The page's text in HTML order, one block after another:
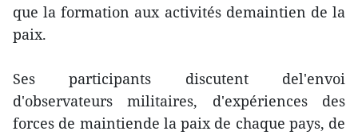
que la formation aux activités demaintien de la
paix.
Ses participants discutent del'envoi
d'observateurs militaires, d'expériences des
forces de maintiende la paix de chaque pays, de